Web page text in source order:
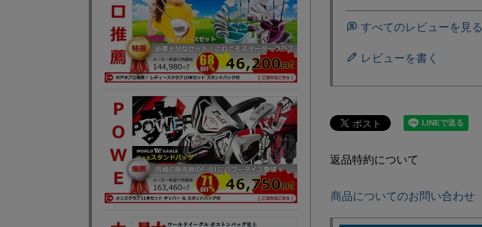
すべてのレビューを見る
レビューを書く
返品特約について
商品についてのお問い合わせ